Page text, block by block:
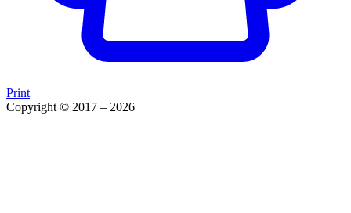
Print
Copyright © 2017 – 2026